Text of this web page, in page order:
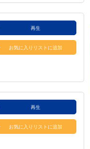
再生
お気に入りリストに追加
再生
お気に入りリストに追加